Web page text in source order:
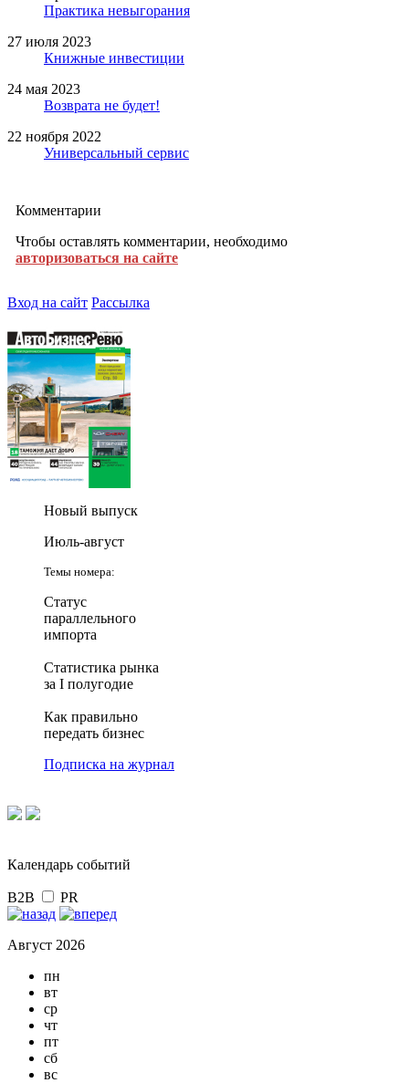
Практика невыгорания
27 июля 2023
Книжные инвестиции
24 мая 2023
Возврата не будет!
22 ноября 2022
Универсальный сервис
Комментарии
Чтобы оставлять комментарии, необходимо
авторизоваться на сайте
Вход на сайт Рассылка
Новый выпуск
Июль-август
Темы номера:
Статус
параллельного
импорта
Статистика рынка
за I полугодие
Как правильно
передать бизнес
Подписка на журнал
Календарь событий
B2B PR
Август 2026
пн
вт
ср
чт
пт
сб
вс